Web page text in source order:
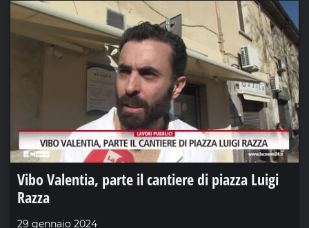
Vibo Valentia, parte il cantiere di piazza Luigi
Razza
29 gennaio 2024